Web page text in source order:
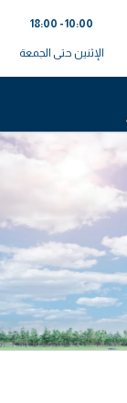
10:00 - 18:00
الإثنين حتى الجمعة